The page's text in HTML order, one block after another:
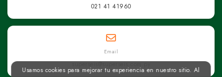
021 41 41960
Email
superseis@superseis.com.py
Usamos cookies para mejorar tu experiencia en nuestro sitio. Al